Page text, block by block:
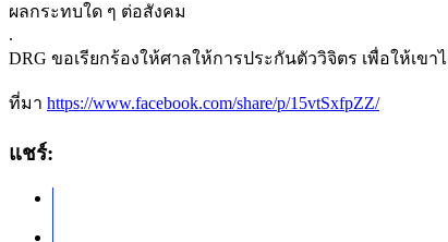
ผลกระทบใด ๆ ต่อสังคม
.
DRG ขอเรียกร้องให้ศาลให้การประกันตัววิจิตร เพื่อให้เ
ที่มา https://www.facebook.com/share/p/15vtSxfpZZ/
แชร์: